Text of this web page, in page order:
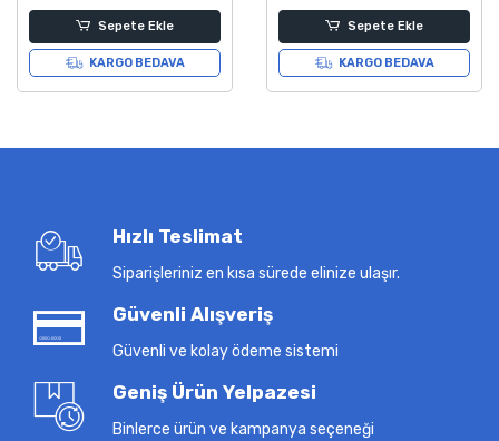
Sepete Ekle
KARGO BEDAVA
Sepete Ekle
KARGO BEDAVA
Hızlı Teslimat
Siparişleriniz en kısa sürede elinize ulaşır.
Güvenli Alışveriş
Güvenli ve kolay ödeme sistemi
Geniş Ürün Yelpazesi
Binlerce ürün ve kampanya seçeneği